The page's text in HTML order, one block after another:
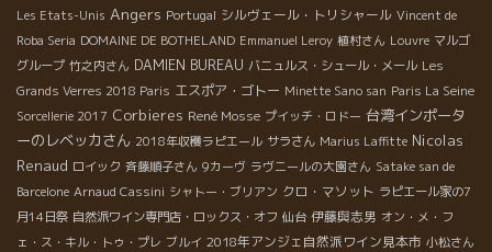
Les Etats-Unis Angers Portugal シルヴェール・トリシャール Vincent de
Roba Seria DOMAINE DE BOTHELAND Emmanuel Leroy 植村さん Louvre マルゴ
グループ 竹之内さん DAMIEN BUREAU バニュルス・シュール・メール Les
Grands Verres 2018 Paris エスポア・ゴトー Minette Sano san Paris La Seine
Sorcellerie 2017 Corbieres René Mosse プイッチ・ロドー 台湾インポータ
ーのレベッカさん 2018年収穫ラピエール サラさん Marius Laffitte Nicolas
Renaud ロイック 斉藤順子さん 9カーヴ ラヴニールの大園さん Satake san de
Barcelone Arnaud Cassini シャトー・ブリアン クロ・マソット ラピエール家の7
月14日祭 自然派ワイン専門店・ロックス・オフ 仙台 伊藤與志男 オン・メ・フ
ェ・ス・キル・トゥ・プレ ブルイ 2018年アンジェ自然派ワイン見本市 小松さん